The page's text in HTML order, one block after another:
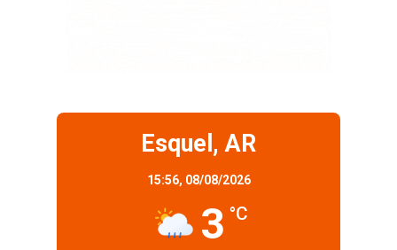
Esquel, AR
15:56, 08/08/2026
3 °C